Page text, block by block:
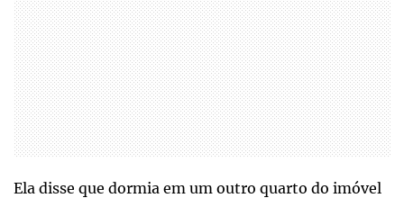
Ela disse que dormia em um outro quarto do imóvel